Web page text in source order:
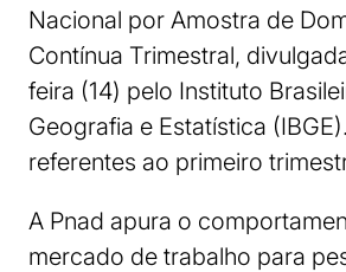
Nacional por Amostra de
Contínua Trimestral,
feira (14) pelo Instituto
Geografia e Estatística
referentes ao primeiro
A Pnad apura o
mercado de trabalho para